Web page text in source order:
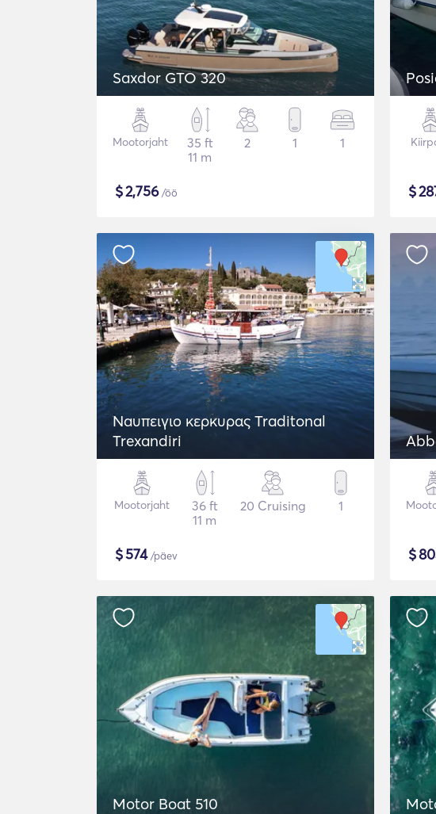
Saxdor GTO 320
Mootorjaht
35 ft
11 m
2 1 1
$2,756/öö $
Naυπειγιο κερκυρας Traditonal
Trexandiri
Mootorjaht
36 ft
11 m
20 Cruising 1
$574/päev $
Motor Boat 510